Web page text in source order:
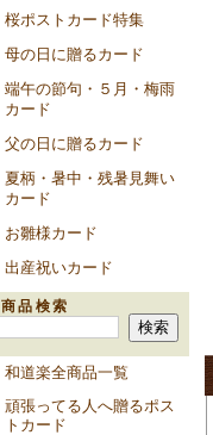
桜ポストカード特集
母の日に贈るカード
端午の節句・５月・梅雨
カード
父の日に贈るカード
夏柄・暑中・残暑見舞い
カード
お雛様カード
出産祝いカード
商品検索
和道楽全商品一覧
頑張ってる人へ贈るポス
トカード